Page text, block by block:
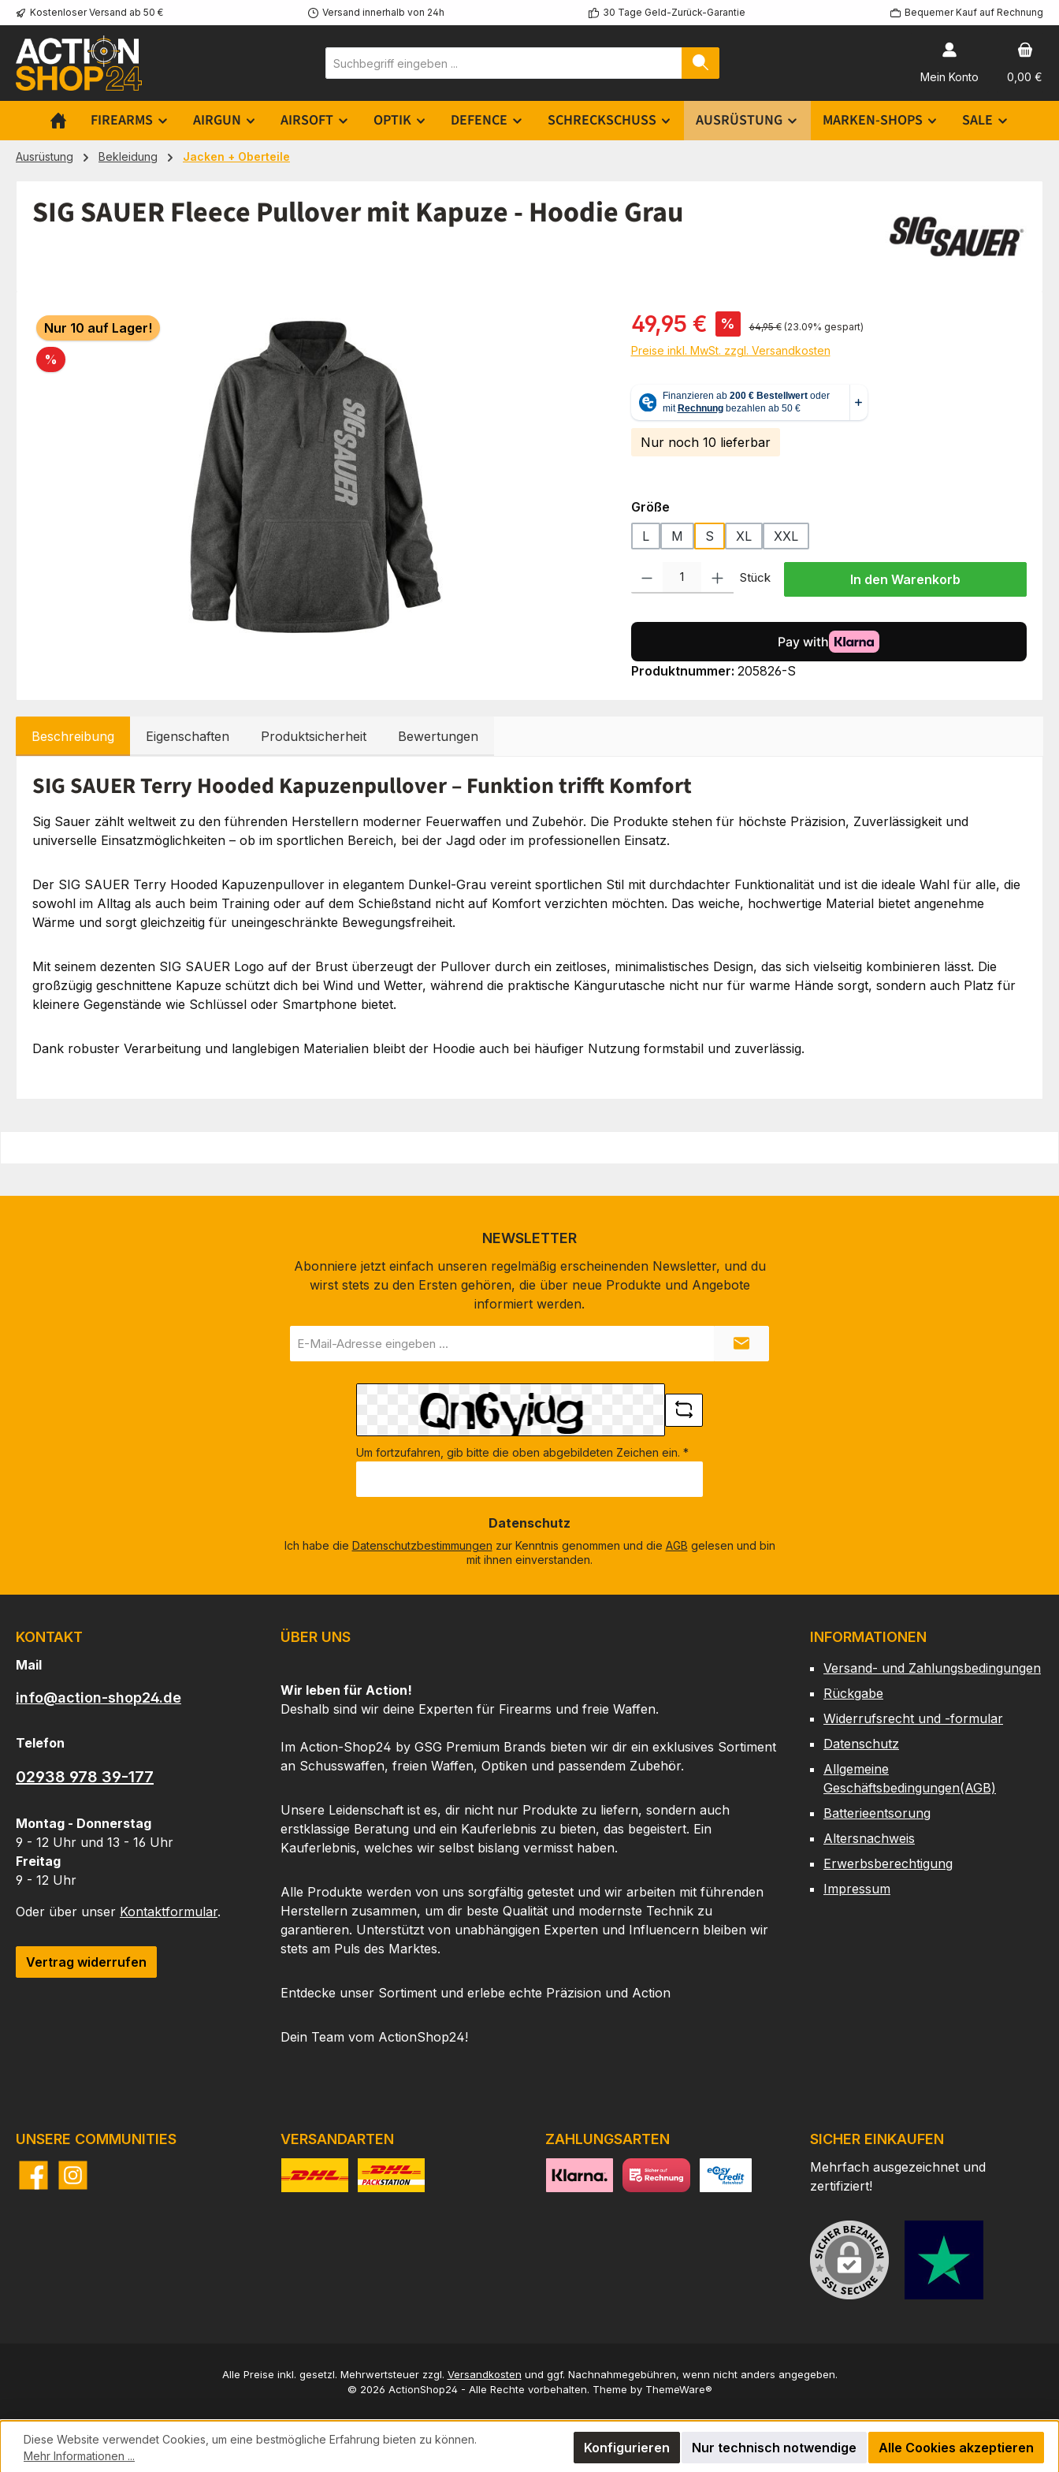
Hauptinhalt springen
Zur Suche springen
Zur Hauptnavigation springen
Kostenloser Versand ab 50 € Versand innerhalb von 24h 30 Tage Geld-Zurück-Garantie Bequemer Kauf auf Rechnung
Mein Konto 0,00 €
FIREARMS AIRGUN AIRSOFT OPTIK DEFENCE SCHRECKSCHUSS AUSRÜSTUNG MARKEN-SHOPS SALE
Ausrüstung Bekleidung Jacken + Oberteile
SIG SAUER Fleece Pullover mit Kapuze - Hoodie Grau
Bildergalerie überspringen
Nur 10 auf Lager!
% Rabatt
Verkaufspreis:
49,95 € % Regulärer Preis:
64,95 € (23.09% gespart)
Preise inkl. MwSt. zzgl. Versandkosten
Nur noch 10 lieferbar
Größeauswählen
L
M S XL XXL
Produkt Anzahl: Gib den gewünschten Wert ein oder benutze die Schaltflächen
Stück In den Warenkorb
Produktnummer: 205826-S
Beschreibung Eigenschaften Produktsicherheit Bewertungen
SIG SAUER Terry Hooded Kapuzenpullover – Funktion trifft Komfort
Sig Sauer zählt weltweit zu den führenden Herstellern moderner Feuerwaffen und Zubehör. Die Produkte stehen für höchste Präzision, Zuverlässigkeit und
universelle Einsatzmöglichkeiten – ob im sportlichen Bereich, bei der Jagd oder im professionellen Einsatz.
Der SIG SAUER Terry Hooded Kapuzenpullover in elegantem Dunkel-Grau vereint sportlichen Stil mit durchdachter Funktionalität und ist die ideale Wahl für alle, die
sowohl im Alltag als auch beim Training oder auf dem Schießstand nicht auf Komfort verzichten möchten. Das weiche, hochwertige Material bietet angenehme
Wärme und sorgt gleichzeitig für uneingeschränkte Bewegungsfreiheit.
Mit seinem dezenten SIG SAUER Logo auf der Brust überzeugt der Pullover durch ein zeitloses, minimalistisches Design, das sich vielseitig kombinieren lässt. Die
großzügig geschnittene Kapuze schützt dich bei Wind und Wetter, während die praktische Kängurutasche nicht nur für warme Hände sorgt, sondern auch Platz für
kleinere Gegenstände wie Schlüssel oder Smartphone bietet.
Dank robuster Verarbeitung und langlebigen Materialien bleibt der Hoodie auch bei häufiger Nutzung formstabil und zuverlässig.
NEWSLETTER
Abonniere jetzt einfach unseren regelmäßig erscheinenden Newsletter, und du
wirst stets zu den Ersten gehören, die über neue Produkte und Angebote
informiert werden.
Mail-
Um fortzufahren, gib bitte die oben abgebildeten Zeichen ein. *
Datenschutz
Ich habe die Datenschutzbestimmungen zur Kenntnis genommen und die AGB gelesen und bin
mit ihnen einverstanden.
ÜBER UNS
Wir leben für Action!
Deshalb sind wir deine Experten für Firearms und freie Waffen.
Im Action-Shop24 by GSG Premium Brands bieten wir dir ein exklusives Sortiment
an Schusswaffen, freien Waffen, Optiken und passendem Zubehör.
Unsere Leidenschaft ist es, dir nicht nur Produkte zu liefern, sondern auch
erstklassige Beratung und ein Kauferlebnis zu bieten, das begeistert. Ein
Kauferlebnis, welches wir selbst bislang vermisst haben.
Alle Produkte werden von uns sorgfältig getestet und wir arbeiten mit führenden
Herstellern zusammen, um dir beste Qualität und modernste Technik zu
garantieren. Unterstützt von unabhängigen Experten und Influencern bleiben wir
stets am Puls des Marktes.
Entdecke unser Sortiment und erlebe echte Präzision und Action
Dein Team vom ActionShop24!
INFORMATIONEN
Versand- und Zahlungsbedingungen
Rückgabe
Widerrufsrecht und -formular
Datenschutz
Allgemeine
Geschäftsbedingungen(AGB)
Batterieentsorung
Altersnachweis
Erwerbsberechtigung
Impressum
KONTAKT
Mail
info@action-shop24.de
Telefon
02938 978 39-177
Montag - Donnerstag
9 - 12 Uhr und 13 - 16 Uhr
Freitag
9 - 12 Uhr
Oder über unser Kontaktformular.
Vertrag widerrufen
UNSERE COMMUNITIES
FacebookInstagram
VERSANDARTEN ZAHLUNGSARTEN SICHER EINKAUFEN
Mehrfach ausgezeichnet und
zertifiziert!
Alle Preise inkl. gesetzl. Mehrwertsteuer zzgl. Versandkosten und ggf. Nachnahmegebühren, wenn nicht anders angegeben.
© 2026 ActionShop24 - Alle Rechte vorbehalten. Theme by ThemeWare®
Diese Website verwendet Cookies, um eine bestmögliche Erfahrung bieten zu können.
Mehr Informationen ...
Nur technisch notwendige
Konfigurieren Alle Cookies akzeptieren